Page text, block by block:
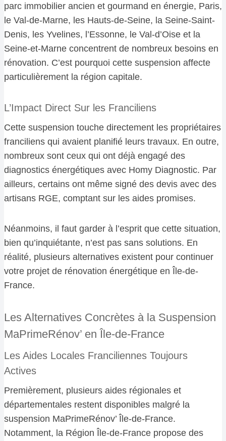
parc immobilier ancien et gourmand en énergie, Paris,
le Val-de-Marne, les Hauts-de-Seine, la Seine-Saint-
Denis, les Yvelines, l’Essonne, le Val-d’Oise et la
Seine-et-Marne concentrent de nombreux besoins en
rénovation. C’est pourquoi cette suspension affecte
particulièrement la région capitale.
L’Impact Direct Sur les Franciliens
Cette suspension touche directement les propriétaires
franciliens qui avaient planifié leurs travaux. En outre,
nombreux sont ceux qui ont déjà engagé des
diagnostics énergétiques avec Homy Diagnostic. Par
ailleurs, certains ont même signé des devis avec des
artisans RGE, comptant sur les aides promises.
Néanmoins, il faut garder à l’esprit que cette situation,
bien qu’inquiétante, n’est pas sans solutions. En
réalité, plusieurs alternatives existent pour continuer
votre projet de rénovation énergétique en Île-de-
France.
Les Alternatives Concrètes à la Suspension
MaPrimeRénov’ en Île-de-France
Les Aides Locales Franciliennes Toujours
Actives
Premièrement, plusieurs aides régionales et
départementales restent disponibles malgré la
suspension MaPrimeRénov’ Île-de-France.
Notamment, la Région Île-de-France propose des